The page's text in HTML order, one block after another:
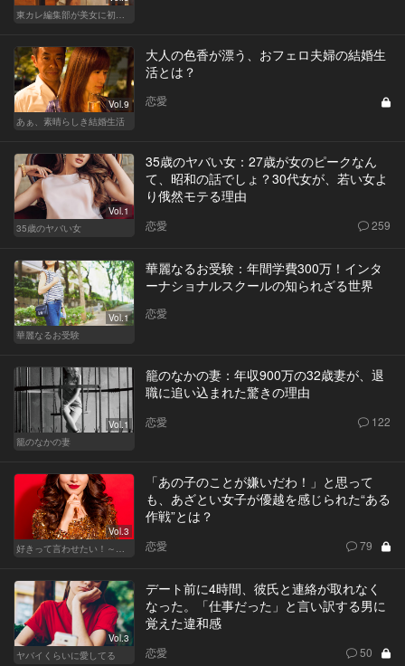
Vol.9
あぁ、素晴らしき結婚生活
大人の色香が漂う、おフェロ夫婦の結婚生
活とは？
恋愛
Vol.1
35歳のヤバい女
35歳のヤバい女：27歳が女のピークなん
て、昭和の話でしょ？30代女が、若い女よ
り俄然モテる理由
恋愛 259
Vol.1
華麗なるお受験
華麗なるお受験：年間学費300万！インタ
ーナショナルスクールの知られざる世界
恋愛
Vol.1
籠のなかの妻
籠のなかの妻：年収900万の32歳妻が、退
職に追い込まれた驚きの理由
恋愛 122
Vol.3
「あの子のことが嫌いだわ！」と思って
も、あざとい女子が優越を感じられた“ある
作戦”とは？
恋愛 79
Vol.3
ヤバイくらいに愛してる
デート前に4時間、彼氏と連絡が取れなく
なった。「仕事だった」と言い訳する男に
覚えた違和感
恋愛 50